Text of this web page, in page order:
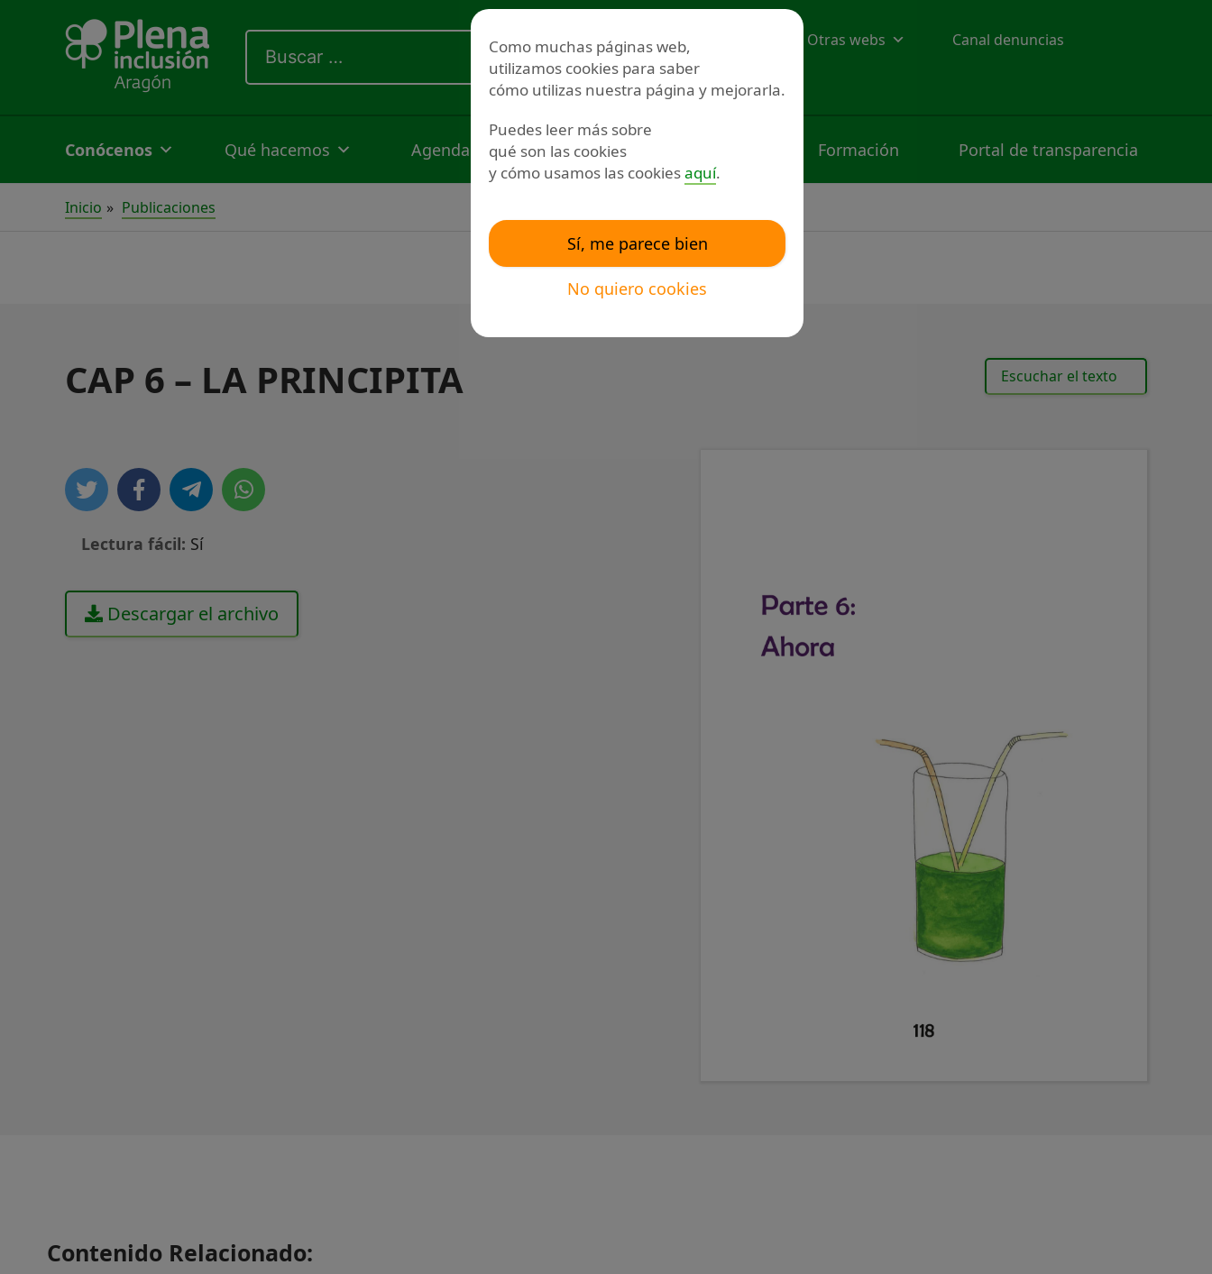
contenido
por:
Redes sociales Otras webs
Canal denuncias
Voluntariado
Conócenos Qué hacemos Agenda Noticias Formación Portal de transparencia
Inicio Publicaciones
CAP 6 – LA PRINCIPITA Escuchar el texto
Lectura fácil: Sí
Descargar el archivo
Contenido Relacionado:
Como muchas páginas web,
utilizamos cookies para saber
cómo utilizas nuestra página y mejorarla.
Puedes leer más sobre
qué son las cookies
y cómo usamos las cookiesaquí.
Sí, me parece bien
No quiero cookies